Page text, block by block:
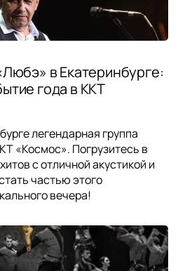
в Екатеринбурге:
года в ККТ
легендарная группа
«Космос». Погрузитесь в
с отличной акустикой и
частью этого
вечера!